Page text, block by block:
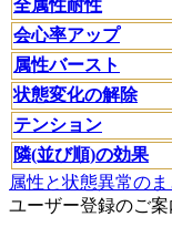
全属性耐性
会心率アップ
属性バースト
状態変化の解除
テンション
隣(並び順)の効果
属性と状態異常の
ユーザー登録のご案